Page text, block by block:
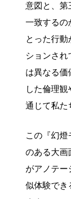
意図と、第
一致するの
とった行
ションされ
は異なる価
した倫理
通じて私た
この『幻燈
のある大画
がアノテー
似体験でき